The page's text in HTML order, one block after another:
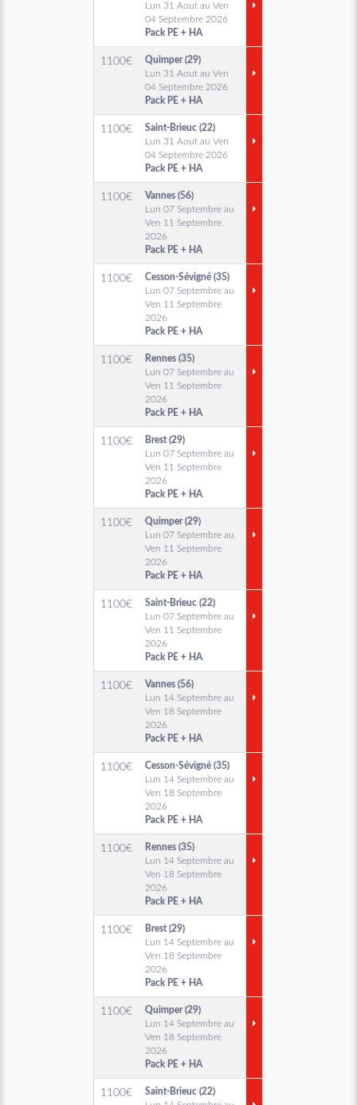
Lun 31 Aout au Ven
04 Septembre 2026
Pack PE + HA
1100€
Quimper (29)
Lun 31 Aout au Ven
04 Septembre 2026
Pack PE + HA
1100€
Saint-Brieuc (22)
Lun 31 Aout au Ven
04 Septembre 2026
Pack PE + HA
1100€
Vannes (56)
Lun 07 Septembre au
Ven 11 Septembre
2026
Pack PE + HA
1100€
Cesson-Sévigné (35)
Lun 07 Septembre au
Ven 11 Septembre
2026
Pack PE + HA
1100€
Rennes (35)
Lun 07 Septembre au
Ven 11 Septembre
2026
Pack PE + HA
1100€
Brest (29)
Lun 07 Septembre au
Ven 11 Septembre
2026
Pack PE + HA
1100€
Quimper (29)
Lun 07 Septembre au
Ven 11 Septembre
2026
Pack PE + HA
1100€
Saint-Brieuc (22)
Lun 07 Septembre au
Ven 11 Septembre
2026
Pack PE + HA
1100€
Vannes (56)
Lun 14 Septembre au
Ven 18 Septembre
2026
Pack PE + HA
1100€
Cesson-Sévigné (35)
Lun 14 Septembre au
Ven 18 Septembre
2026
Pack PE + HA
1100€
Rennes (35)
Lun 14 Septembre au
Ven 18 Septembre
2026
Pack PE + HA
1100€
Brest (29)
Lun 14 Septembre au
Ven 18 Septembre
2026
Pack PE + HA
1100€
Quimper (29)
Lun 14 Septembre au
Ven 18 Septembre
2026
Pack PE + HA
1100€
Saint-Brieuc (22)